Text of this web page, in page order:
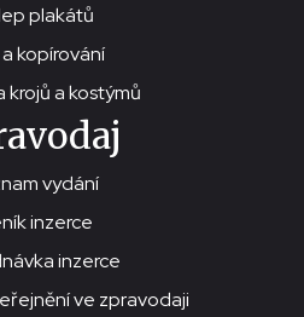
plakátů
kopírování
krojů a kostýmů
vydání
inzerce
inzerce
ve zpravodaji